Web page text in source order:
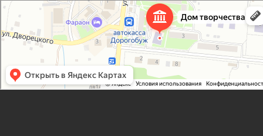
Дорогобужский дом детского творчества
Дом культуры в Дорогобуже
Дополнительное образование в Дорогобуже